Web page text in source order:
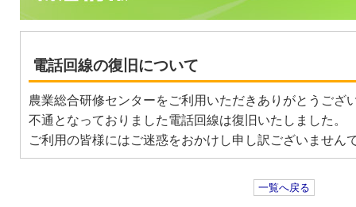
電話回線の復旧について
農業総合研修センターをご利用いただきありがとうござ
不通となっておりました電話回線は復旧いたしました。
ご利用の皆様にはご迷惑をおかけし申し訳ございません
一覧へ戻る